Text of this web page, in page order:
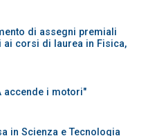
di assegni premiali
corsi di laurea in Fisica,
accende i motori"
in Scienza e Tecnologia